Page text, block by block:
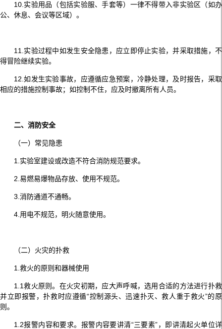
10.实验用品（包括实验服、手套等）一律不得带入非实验区（如办
公、休息、会议等区域）。
11.实验过程中如发生安全隐患，应立即停止实验，并采取措施，不
得冒险继续实验。
12.如发生实验事故，应遵循应急预案，冷静处理，及时报告，采取
相应的措施控制事故；如控制不住，应及时撤离所有人员。
二、消防安全
（一）常见隐患
1.实验室建设或改造不符合消防规范要求。
2.易燃易爆物品存放、使用不规范。
3.消防通道不通畅。
4.用电不规范，明火随意使用。
（二）火灾的扑救
1.救火的原则和器械使用
1.1救火原则。在火灾初期，应大声呼喊，选用合适的方法进行扑救
并立即报警，扑救时应遵循“控制源头、迅速扑灭、救人重于救火”的原
则。
1.2报警内容和要求。报警内容要讲清“三要素”，即讲清起火单位详